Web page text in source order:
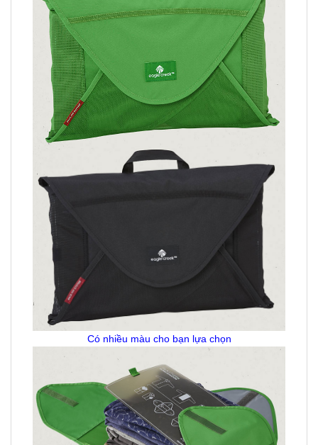
Có nhiều màu cho bạn lựa chọn